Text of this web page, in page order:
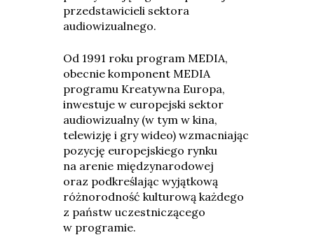
przedstawicieli sektora
audiowizualnego.
Od 1991 roku program MEDIA,
obecnie komponent MEDIA
programu Kreatywna Europa,
inwestuje w europejski sektor
audiowizualny (w tym w kina,
telewizję i gry wideo) wzmacniając
pozycję europejskiego rynku
na arenie międzynarodowej
oraz podkreślając wyjątkową
różnorodność kulturową każdego
z państw uczestniczącego
w programie.